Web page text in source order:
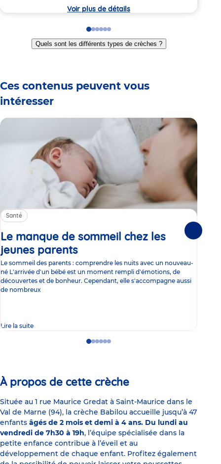
Voir plus de détails
Go
to
slide
Go
to
slide
Go
to
slide
Go
to
slide
Go
to
slide
Go
to
slide
Quels sont les différents types de crèches ?
Ces contenus peuvent vous
intéresser
Santé
Le manque de sommeil chez les
jeunes parents
Le sommeil des parents : comprendre les nuits avec un nouveau-
né L'arrivée d'un bébé est un moment rempli d'émotions, de
découvertes et de bonheur. Cependant, elle s'accompagne aussi
de nombreux
Lire la suite
GoGoGoGo
GoGo
À propos de cette crèche
Située au 1 rue Maurice Gredat à Saint-Maurice dans le
Val de Marne (94), la crèche Babilou accueille jusqu’à 47
enfants âgés de 2 mois et demi à 4 ans. Du lundi au
vendredi de 7h30 à 19h, l’équipe spécialisée dans la
petite enfance contribue à l’éveil et au
développement de chaque enfant. Profitez également